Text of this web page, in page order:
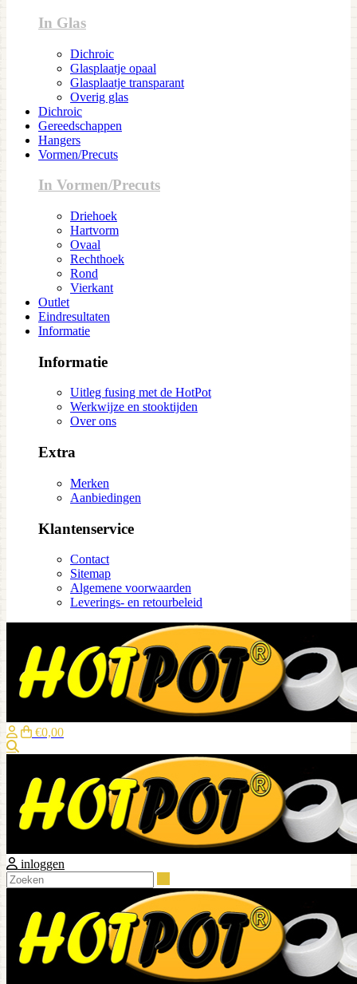
In Glas
Dichroic
Glasplaatje opaal
Glasplaatje transparant
Overig glas
Dichroic
Gereedschappen
Hangers
Vormen/Precuts
In Vormen/Precuts
Driehoek
Hartvorm
Ovaal
Rechthoek
Rond
Vierkant
Outlet
Eindresultaten
Informatie
Informatie
Uitleg fusing met de HotPot
Werkwijze en stooktijden
Over ons
Extra
Merken
Aanbiedingen
Klantenservice
Contact
Sitemap
Algemene voorwaarden
Leverings- en retourbeleid
€0,00
inloggen